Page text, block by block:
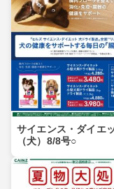
サイエンス・ダイエ
（犬）8/8号○